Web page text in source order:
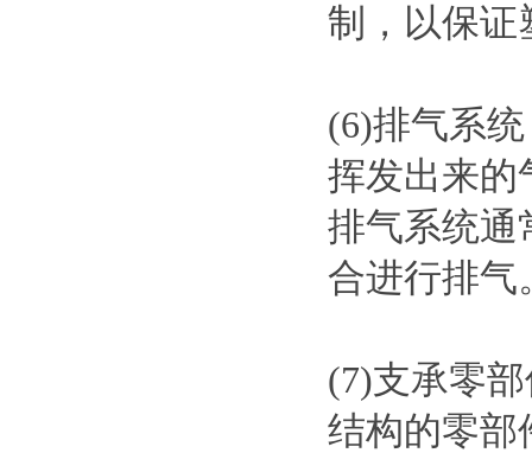
制，以保证
(6)排气系
挥发出来的
排气系统通
合进行排气
(7)支承零
结构的零部